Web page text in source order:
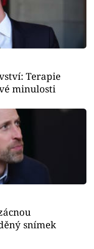
Terapie
minulosti
snímek